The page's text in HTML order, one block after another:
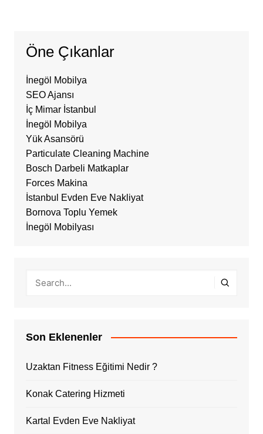
Öne Çıkanlar
İnegöl Mobilya
SEO Ajansı
İç Mimar İstanbul
İnegöl Mobilya
Yük Asansörü
Particulate Cleaning Machine
Bosch Darbeli Matkaplar
Forces Makina
İstanbul Evden Eve Nakliyat
Bornova Toplu Yemek
İnegöl Mobilyası
Son Eklenenler
Uzaktan Fitness Eğitimi Nedir ?
Konak Catering Hizmeti
Kartal Evden Eve Nakliyat